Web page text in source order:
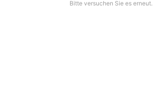
Bitte versuchen Sie es erneut.